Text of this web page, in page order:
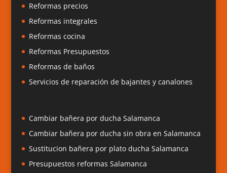
Reformas precios
Reformas integrales
Reformas cocina
Reformas Presupuestos
Reformas de baños
Servicios de reparación de bajantes y canalones
Cambiar bañera por ducha Salamanca
Cambiar bañera por ducha sin obra en Salamanca
Sustitucion bañera por plato ducha Salamanca
Presupuestos reformas Salamanca